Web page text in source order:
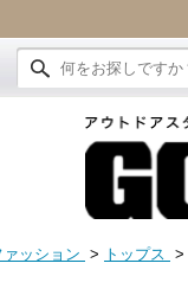
ァッション > トップス >